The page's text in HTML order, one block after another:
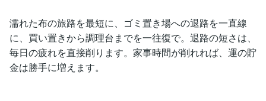
濡れた布の旅路を最短に、ゴミ置き場への退路を一直線
に、買い置きから調理台までを一往復で。退路の短さは、
毎日の疲れを直接削ります。家事時間が削れれば、運の貯
金は勝手に増えます。